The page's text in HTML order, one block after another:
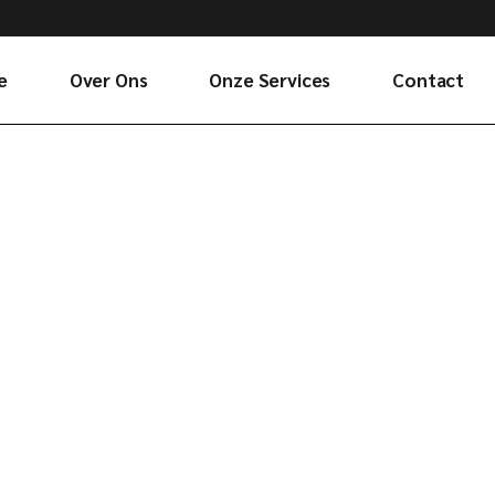
Over Ons Onze Services Contact